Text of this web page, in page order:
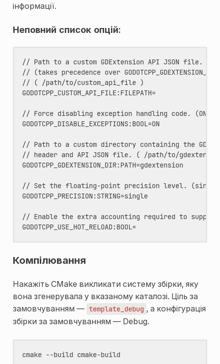
інформації.
Неповний список опцій:
// Path to a custom GDExtension API JSON file.
// (takes precedence over
// ( /path/to/custom_api_file )
GODOTCPP_CUSTOM_API_FILE:FILEPATH=
// Force disabling exception handling code.
GODOTCPP_DISABLE_EXCEPTIONS:BOOL=ON
// Path to a custom directory containing the
// header and API JSON file. ( /path/to/
GODOTCPP_GDEXTENSION_DIR:PATH=gdextension
// Set the floating-point precision level.
GODOTCPP_PRECISION:STRING=single
// Enable the extra accounting required to support
GODOTCPP_USE_HOT_RELOAD:BOOL=
Компілювання
Накажіть CMake викликати систему збірки, яку
вона згенерувала у вказаному каталозі. Ціль за
замовчуванням — template_debug , а конфігурація
збірки за замовчуванням — Debug.
cmake --build